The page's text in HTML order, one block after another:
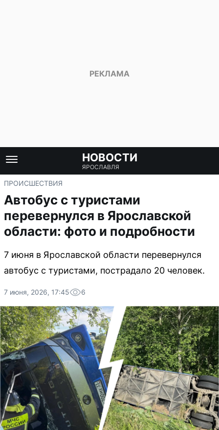
НОВОСТИ
ЯРОСЛАВЛЯ
ПРОИСШЕСТВИЯ
Автобус с туристами
перевернулся в Ярославской
области: фото и подробности
7 июня в Ярославской области перевернулся
автобус с туристами, пострадало 20 человек.
7 июня, 2026, 17:45 6